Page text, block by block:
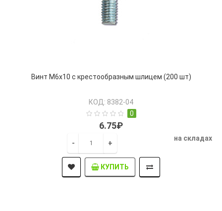
Винт М6х10 с крестообразным шлицем (200 шт)
КОД: 8382-04
0
6.75₽
- +
на складах
КУПИТЬ